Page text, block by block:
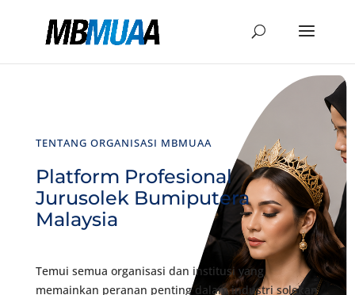
TENTANG ORGANISASI MBMUAA
Platform Profesional
Jurusolek Bumiputera
Malaysia
Temui semua organisasi dan institusi yang
memainkan peranan penting dalam industri solekan